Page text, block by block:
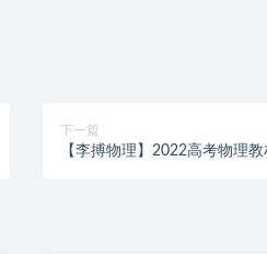
下一篇
【李搏物理】2022高考物理